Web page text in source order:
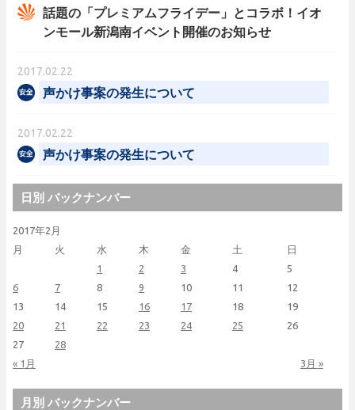
話題の「プレミアムフライデー」とコラボ！イオ
ンモール新潟南イベント開催のお知らせ
2017.02.22
声かけ事案の発生について
2017.02.22
声かけ事案の発生について
日別 バックナンバー
2017年2月
月
火 水 木 金 土 日
« 1月 3月 »
1 2 3 4
5
6
7 8 9 10 11
12
13
14 15 16 17 18
19
20
21 22 23 24 25
26
27
28
月別 バックナンバー